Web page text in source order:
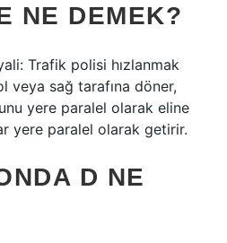
NE DEMEK?
Trafik polisi hızlanmak
veya sağ tarafına döner,
yere paralel olarak eline
yere paralel olarak getirir.
D NE